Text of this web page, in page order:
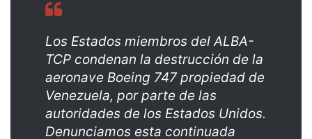
Los Estados miembros del ALBA-
TCP condenan la destrucción de la
aeronave Boeing 747 propiedad de
Venezuela, por parte de las
autoridades de los Estados Unidos.
Denunciamos esta continuada